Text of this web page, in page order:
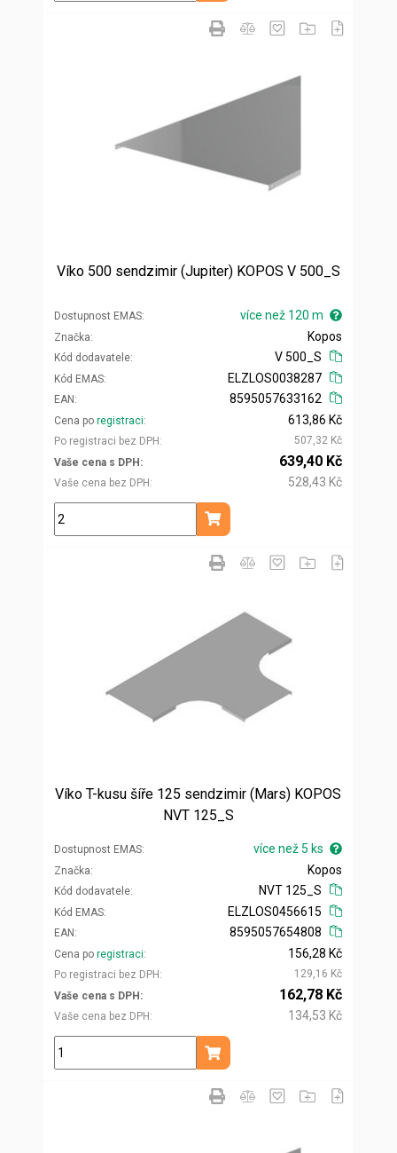
Víko 500 sendzimir (Jupiter) KOPOS V 500_S
Dostupnost EMAS více než 120 m
Značka
Kód dodavatele
Kopos
V 500_S
Kód EMAS
EAN
ELZLOS0038287
8595057633162
Cena po registraci
Po registraci bez DPH
613,86 Kč
507,32 Kč
Vaše cena s DPH
Vaše cena bez DPH
639,40 Kč
528,43 Kč
m
Přidat do košíku
Víko T-kusu šíře 125 sendzimir (Mars) KOPOS
NVT 125_S
Dostupnost EMAS více než 5 ks
Značka
Kód dodavatele
Kopos
NVT 125_S
Kód EMAS
EAN
ELZLOS0456615
8595057654808
Cena po registraci
Po registraci bez DPH
156,28 Kč
129,16 Kč
Vaše cena s DPH
Vaše cena bez DPH
162,78 Kč
134,53 Kč
ks
Přidat do košíku